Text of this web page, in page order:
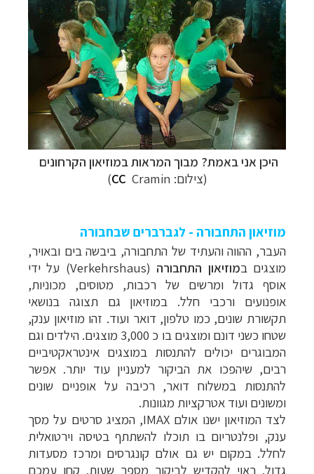
היכן אני באמת? מבוך המראות במוזיאון הקרחונים
(צילום:
CC Cramin
)
מוזיאון התחבורה - לגברברים שבחבורה
העבר, ההווה והעתיד של התחבורה, ביבשה בים ובאויר,
מוצגים במוזיאון התחבורה
(Verkehrshaus) על ידי
אוסף גדול ומרשים של רכבות, מטוסים, מכוניות,
אופנועים ורכבי חלל. במוזיאון גם תצוגה בנושאי
תקשורת שונים, כמו טלפון, דואר ועוד. זהו מוזיאון ענק,
שטחו כשני דונם ומוצגים בו כ 3,000 מוצגים. הילדים וגם
המבוגרים יכולים להתנסות במוצגים אינטראקטיביים
רבים, שיהפכו את הביקור למעניין עוד יותר. אפשר
להתנסות במשלוח דואר, רכיבה על אופניים שונים
ומשונים ועוד אטרקציות מגוונות.
לצד המוזיאון ישנו אולם IMAX, המציג סרטים על מסך
ענק, ופלנטריום בו תוכלו להשתתף בטיסה וירטואלית
לחלל. במקום יש גם אולם קונגרסים ומרכז מסעדות
גדול. ראוי להקדיש לביקור מספר שעות. קחו עמכם